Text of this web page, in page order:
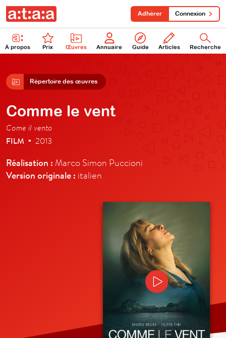
À propos Prix Œuvres Annuaire Guide Articles Recherche
Adhérer Connexion
Répertoire des œuvres
Comme le vent
Come il vento
FILM • 2013
Réalisation : Marco Simon Puccioni
Version originale : italien